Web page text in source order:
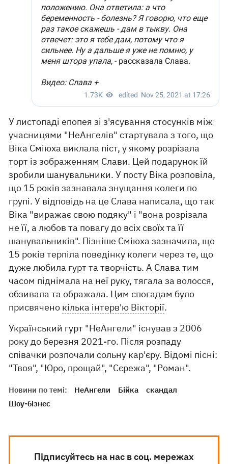
У листопаді епопея зі з'ясування стосунків між
учасницями "НеАнгелів" стартувала з того, що
Віка Сміюха виклала піст, у якому розрізала
торт із зображенням Слави. Цей подарунок їй
зробили шанувальники. У посту Віка розповіла,
що 15 років зазнавала знущання колеги по
групі. У відповідь на це Слава написала, що так
Віка "виражає свою подяку" і "вона розрізала
не її, а любов та повагу до всіх своїх та її
шанувальників". Пізніше Сміюха зазначила, що
15 років терпіла поведінку колеги через те, що
дуже любила гурт та творчість. А Слава тим
часом піднімала на неї руку, тягала за волосся,
обзивала та ображала. Цим спогадам було
присвячено кілька інтерв'ю Вікторії.
Український гурт "НеАнгели" існував з 2006
року до березня 2021-го. Після розпаду
співачки розпочали сольну кар'єру. Відомі пісні:
"Твоя", "Юро, прощай", "Сєрежа", "Роман".
Новини по темі: НеАнгели Бійка
скандал
Шоу-бізнес
Підписуйтесь на нас в соц. мережах